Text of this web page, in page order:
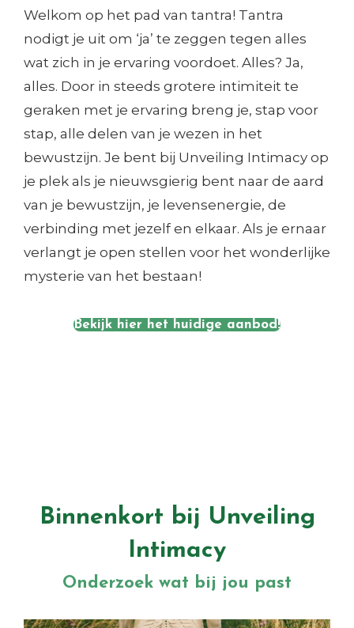
Welkom op het pad van tantra! Tantra
nodigt je uit om ‘ja’ te zeggen tegen alles
wat zich in je ervaring voordoet. Alles? Ja,
alles. Door in steeds grotere intimiteit te
geraken met je ervaring breng je, stap voor
stap, alle delen van je wezen in het
bewustzijn. Je bent bij Unveiling Intimacy op
je plek als je nieuwsgierig bent naar de aard
van je bewustzijn, je levensenergie, de
verbinding met jezelf en elkaar. Als je ernaar
verlangt je open stellen voor het wonderlijke
mysterie van het bestaan!
Bekijk hier het huidige aanbod!
Binnenkort bij Unveiling
Intimacy
Onderzoek wat bij jou past